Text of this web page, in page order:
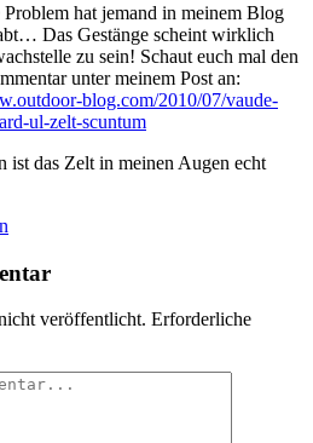
Problem hat jemand in meinem Blog
Das Gestänge scheint wirklich
zu sein! Schaut euch mal den
unter meinem Post an:
blog.com/2010/07/vaude-
ul-zelt-scuntum
ist das Zelt in meinen Augen echt
veröffentlicht. Erforderliche